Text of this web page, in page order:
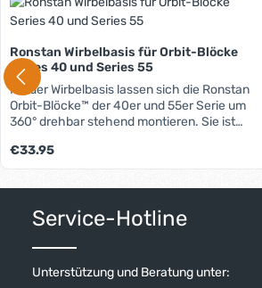
Ronstan Wirbelbasis für Orbit-Blöcke
Series 40 und Series 55
Mit der Wirbelbasis lassen sich die Ronstan
Orbit-Blöcke™ der 40er und 55er Serie um
360° drehbar stehend montieren. Sie ist
mit dem Loop-Top geeignet. Bei
Verwendung von Blöcken mit Schäkel-Top
wird diese Rolle einfach entfernt.
Regulärer Preis:
€33.95
Service-Hotline
Unterstützung und Beratung unter: